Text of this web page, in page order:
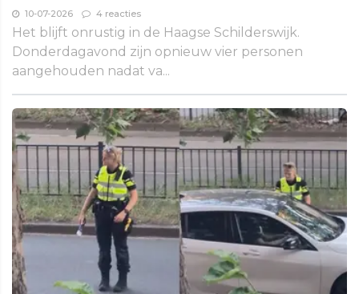
10-07-2026 4 reacties
Het blijft onrustig in de Haagse Schilderswijk.
Donderdagavond zijn opnieuw vier personen
aangehouden nadat va...